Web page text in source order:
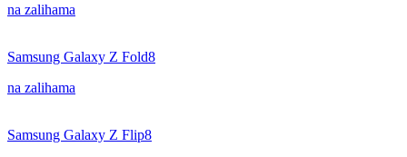
na zalihama
Samsung Galaxy Z Fold8
na zalihama
Samsung Galaxy Z Flip8